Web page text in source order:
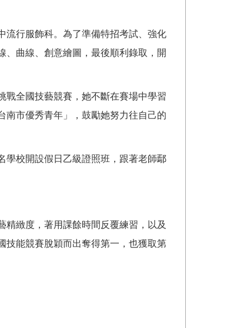
流行服飾科。為了準備特招考試、強化
、曲線、創意繪圖，最後順利錄取，開
戰全國技藝競賽，她不斷在賽場中學習
南市優秀青年」，鼓勵她努力往自己的
學校開設假日乙級證照班，跟著老師鄢
緻度，著用課餘時間反覆練習，以及
技能競賽脫穎而出奪得第一，也獲取第